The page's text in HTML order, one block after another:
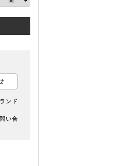
ンド
い合